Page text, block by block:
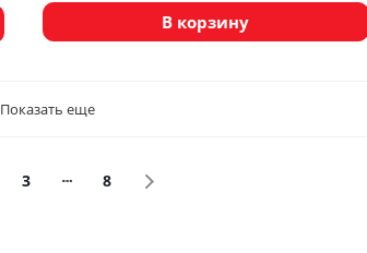
В корзину
Показать еще
3 8